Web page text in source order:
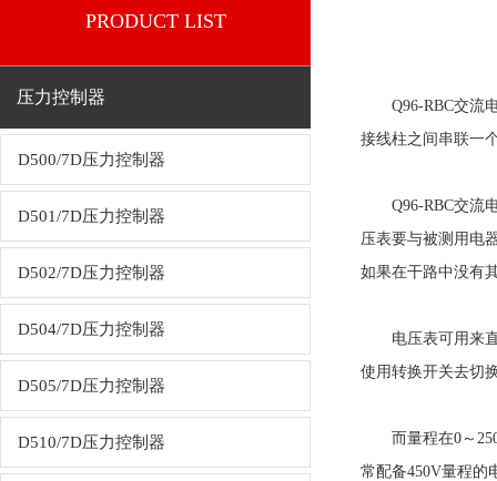
PRODUCT LIST
压力控制器
D500/7D压力控制器
D501/7D压力控制器
D502/7D压力控制器
D504/7D压力控制器
D505/7D压力控制器
D510/7D压力控制器
Q96-RBC交流
接线柱之间串联一
Q96-RBC交流电
压表要与被测用电
如果在干路中没有
电压表可用来直
使用转换开关去切
而量程在0～
常配备450V量程的